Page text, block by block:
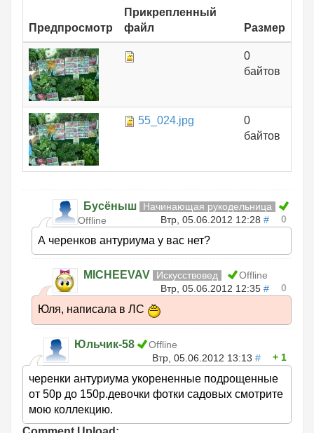
Предпросмотр
Прикрепленный
файл
Размер
0
байтов
55_024.jpg
0
байтов
Бусёныш
Начинающая рукодельница
Offline
Втр, 05.06.2012 12:28 # 0
А черенков антуриума у вас нет?
MICHEEVAV Искусствовед
Offline
Втр, 05.06.2012 12:35 # 0
Юля, написала в ЛС
Юльчик-58
Offline
Втр, 05.06.2012 13:13 # 1
черенки антуриума укорененные подрощенные
от 50р до 150р.девочки фотки садовых смотрите
мою коллекцию.